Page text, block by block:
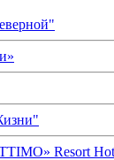
Resort